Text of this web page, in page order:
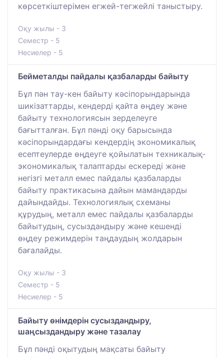
көрсеткіштерімен егжей-тегжейлі таныстыру.
Оқу жылы - 3
Семестр - 5
Несиелер - 5
Бейметалды пайдалы қазбаларды байыту
Бұл пән тау-кен байыту кәсіпорындарында
шикізаттарды, кендерді қайта өңдеу және
байыту технологиясын зерделеуге
бағытталған. Бұл пәнді оқу барысында
кәсіпорындардағы кендердің экономикалық
есептеулерде өңдеуге қойылатын техникалық-
экономикалық талаптарды ескереді және
негізгі металл емес пайдалы қазбаларды
байыту практикасына дайын мамандарды
дайындайды. Технологиялық схеманы
құрудың, металл емес пайдалы қазбаларды
байытудың, сусыздандыру және кешенді
өңдеу режимдерін таңдаудың жолдарын
бағалайды.
Оқу жылы - 3
Семестр - 5
Несиелер - 5
Байыту өнімдерін сусыздандыру,
шаңсыздандыру және тазалау
Бұл пәнді оқытудың мақсаты байыту